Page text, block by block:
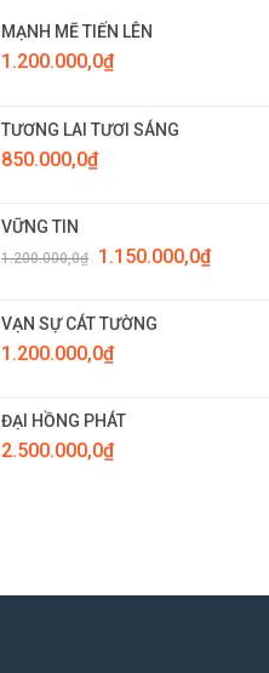
MẠNH MẼ TIẾN LÊN
1.200.000,0₫
TƯƠNG LAI TƯƠI SÁNG
850.000,0₫
VỮNG TIN
1.200.000,0₫
Giá
1.200.000,0₫.
1.150.000,0₫Giá
VẠN SỰ CÁT TƯỜNG
1.200.000,0₫
ĐẠI HỒNG PHÁT
2.500.000,0₫